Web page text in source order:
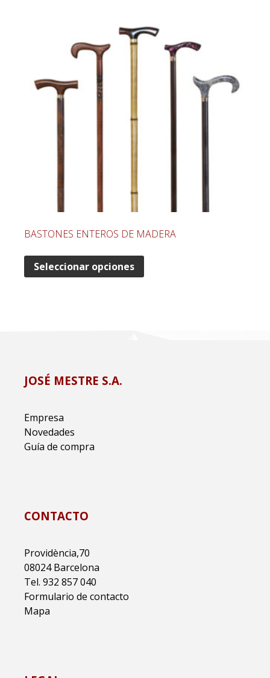
BASTONES ENTEROS DE MADERA
Seleccionar opciones
JOSÉ MESTRE S.A.
Empresa
Novedades
Guía de compra
CONTACTO
Providència,70
08024 Barcelona
Tel. 932 857 040
Formulario de contacto
Mapa